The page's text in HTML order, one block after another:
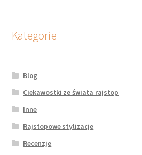
Kategorie
Blog
Ciekawostki ze świata rajstop
Inne
Rajstopowe stylizacje
Recenzje